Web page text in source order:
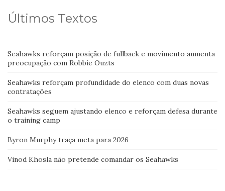
Últimos Textos
Seahawks reforçam posição de fullback e movimento aumenta
preocupação com Robbie Ouzts
Seahawks reforçam profundidade do elenco com duas novas
contratações
Seahawks seguem ajustando elenco e reforçam defesa durante
o training camp
Byron Murphy traça meta para 2026
Vinod Khosla não pretende comandar os Seahawks